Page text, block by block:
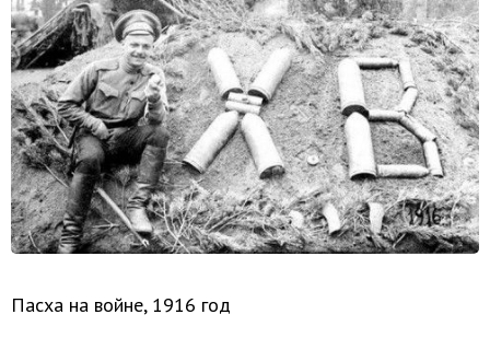
Пасха на войне, 1916 год